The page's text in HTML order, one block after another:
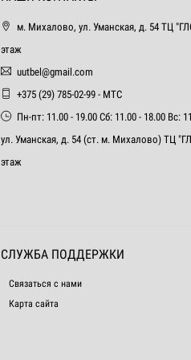
м. Михалово, ул. Уманская, д. 54 ТЦ
этаж
uutbel@gmail.com
+375 (29) 785-02-99 - МТС
Пн-пт: 11.00 - 19.00 Сб: 11.00 - 18.00 Вс:
ул. Уманская, д. 54 (ст. м. Михалово) ТЦ
этаж
СЛУЖБА ПОДДЕРЖКИ
Связаться с нами
Карта сайта